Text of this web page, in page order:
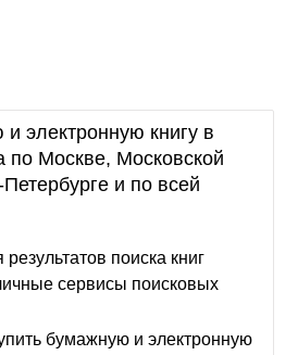
электронную книгу в
по Москве, Московской
и по всей
поиска книг
сервисы поисковых
бумажную и электронную